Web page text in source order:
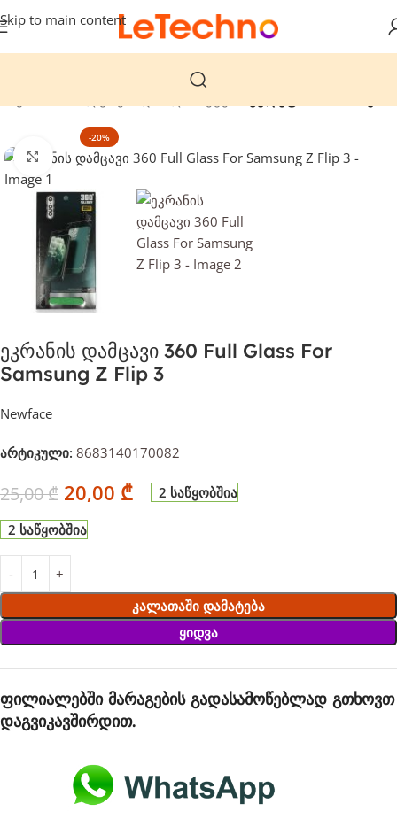
Skip to main content
-20%
დააჭირეთ გასადიდებლად
ეკრანის დამცავი 360 Full Glass For
Samsung Z Flip 3
Newface
არტიკული: 8683140170082
25,00₾ 20,00 ₾ 2 საწყობშია
2 საწყობშია
Კალათაში Დამატება
Ყიდვა
ფილიალებში მარაგების გადასამოწებლად გთხოვთ
დაგვიკავშირდით.